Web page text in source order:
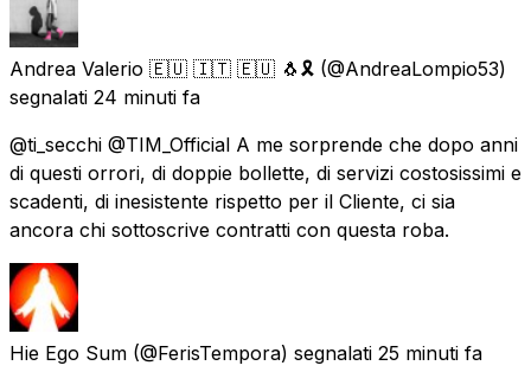
Andrea Valerio 🇪🇺 🇮🇹 🇪🇺 🐧🎗️ (@AndreaLompio53)
segnalati 24 minuti fa
@ti_secchi @TIM_Official A me sorprende che dopo anni
di questi orrori, di doppie bollette, di servizi costosissimi e
scadenti, di inesistente rispetto per il Cliente, ci sia
ancora chi sottoscrive contratti con questa roba.
Hie Ego Sum (@FerisTempora) segnalati 25 minuti fa